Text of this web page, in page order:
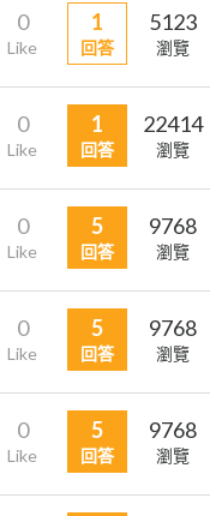
0
Like
1
回答
5123
瀏覽
0
Like
1
回答
22414
瀏覽
0
Like
5
回答
9768
瀏覽
0
Like
5
回答
9768
瀏覽
0
Like
5
回答
9768
瀏覽